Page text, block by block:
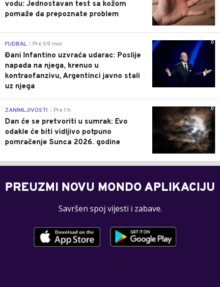
vodu: Jednostavan test sa kožom
pomaže da prepoznate problem
0
FUDBAL Pre 59 min
Đani Infantino uzvraća udarac: Poslije
napada na njega, krenuo u
kontraofanzivu, Argentinci javno stali
uz njega
0
ZANIMLJIVOSTI Pre 1 h
Dan će se pretvoriti u sumrak: Evo
odakle će biti vidljivo potpuno
pomračenje Sunca 2026. godine
PREUZMI NOVU MONDO APLIKACIJU
Savršen spoj vijesti i zabave.